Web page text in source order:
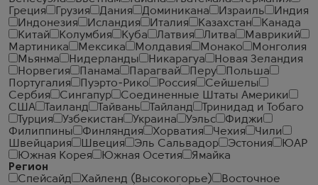
Греция
Грузия Дания Доминикана Израиль
Индия
Индонезия
Исландия Италия Казахстан
Канада
Китай
Колумбия Куба Латвия Литва
Маврикий
Мартиника
Мексика Молдавия Монако
Монголия
Мьянма
Нидерланды Никарагуа
Новая Зеландия
Норвегия
Панама Парагвай Перу
Польша
Португалия
Пуэрто-Рико Россия
Сейшелы
Сербия
Сингапур
Соединенные Штаты Америки
США
Таиланд Тайвань Тайланд
Тринидад и Тобаго
Турция
Узбекистан Украина Уэльс
Фиджи
Филиппины
Финляндия Хорватия Чехия
Чили
Швейцария
Швеция Эль Сальвадор Эстония
ЮАР
Южная Корея
Южная Осетия
Ямайка
Регион
Спейсайд
Хайленд (Высокогорье)
Восточное